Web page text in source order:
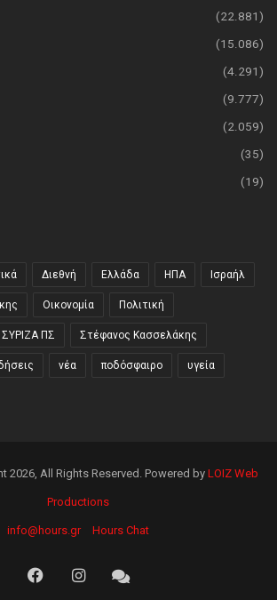
(22.881)
(15.086)
(4.291)
(9.777)
(2.059)
(35)
(19)
Διεθνή Ελλάδα ΗΠΑ Ισραήλ
Οικονομία Πολιτική
ΣΥΡΙΖΑ ΠΣ Στέφανος Κασσελάκης
νέα ποδόσφαιρο υγεία
2026, All Rights Reserved. Powered by LOIZ Web
Productions
info@hours.gr Hours Chat
FacebookInstagramHours